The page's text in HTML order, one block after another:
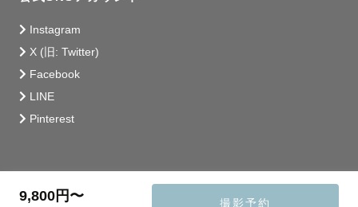
9,800円〜 撮影予約
Instagram
X (旧: Twitter)
Facebook
LINE
Pinterest